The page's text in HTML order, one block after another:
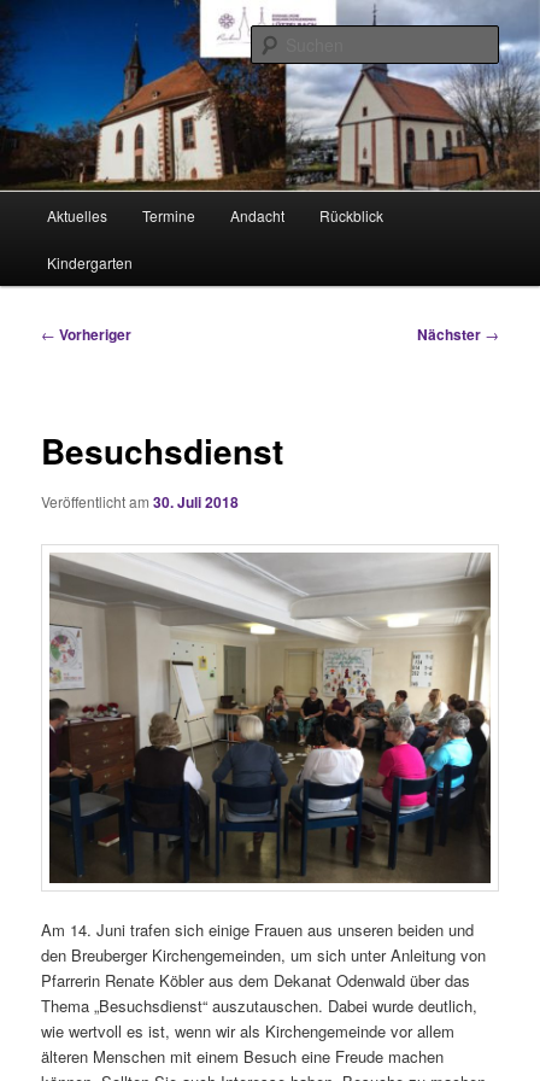
primären
Inhalt
springen
Evangelische Kirchengemeinden
Rimhorn und Lützel-Wiebelsbach
Aktuelles Termine Andacht Rückblick
Kindergarten
Beitragsnavigation
← Vorheriger Nächster →
Besuchsdienst
Veröffentlicht am30. Juli 2018
Am 14. Juni trafen sich einige Frauen aus unseren beiden und
den Breuberger Kirchengemeinden, um sich unter Anleitung von
Pfarrerin Renate Köbler aus dem Dekanat Odenwald über das
Thema „Besuchsdienst“ auszutauschen. Dabei wurde deutlich,
wie wertvoll es ist, wenn wir als Kirchengemeinde vor allem
älteren Menschen mit einem Besuch eine Freude machen